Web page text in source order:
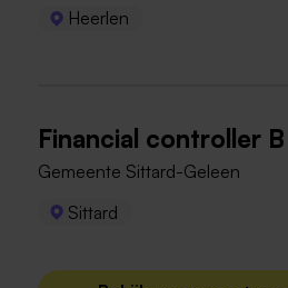
Heerlen
Financial controller B
Gemeente Sittard-Geleen
Sittard